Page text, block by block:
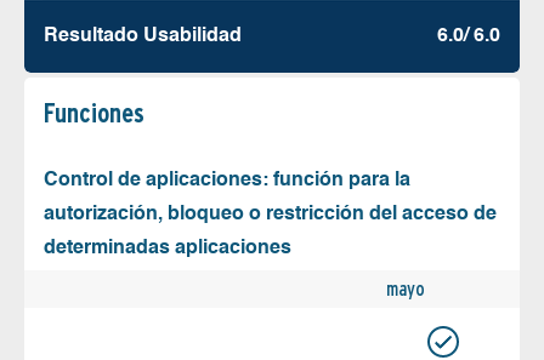
Resultado Usabilidad 6.0/ 6.0
Funciones
Control de aplicaciones: función para la
autorización, bloqueo o restricción del acceso de
determinadas aplicaciones
mayo